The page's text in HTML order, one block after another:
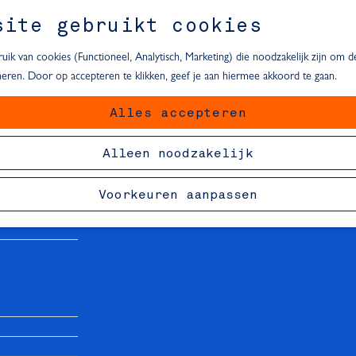
gebruikt cookies
van cookies (Functioneel, Analytisch, Marketing) die noodzakelijk zijn om
Door op accepteren te klikken, geef je aan hiermee akkoord te gaan.
Alles accepteren
Alleen noodzakelijk
Voorkeuren aanpassen
Delft